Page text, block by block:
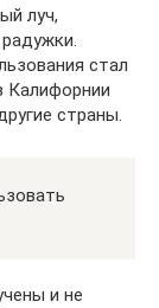
луч,
стал
Калифорнии
страны.
и не